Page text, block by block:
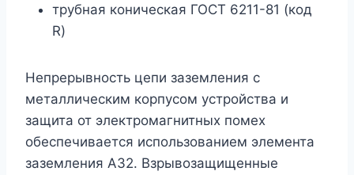
трубная коническая ГОСТ 6211-81 (код
R)
Непрерывность цепи заземления с
металлическим корпусом устройства и
защита от электромагнитных помех
обеспечивается использованием элемента
заземления А32. Взрывозащищенные